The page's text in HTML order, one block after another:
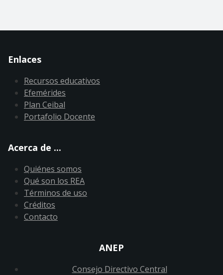
Enlaces
Recursos educativos
Efemérides
Plan Ceibal
Portafolio Docente
Acerca de ...
Quiénes somos
Qué son los REA
Términos de uso
Créditos
Contacto
ANEP
Consejo Directivo Central